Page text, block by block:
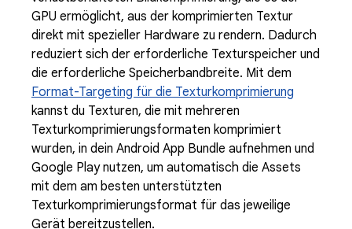
GPU ermöglicht, aus der komprimierten Textur
direkt mit spezieller Hardware zu rendern. Dadurch
reduziert sich der erforderliche Texturspeicher und
die erforderliche Speicherbandbreite. Mit dem
Format-Targeting für die Texturkomprimierung
kannst du Texturen, die mit mehreren
Texturkomprimierungsformaten komprimiert
wurden, in dein Android App Bundle aufnehmen und
Google Play nutzen, um automatisch die Assets
mit dem am besten unterstützten
Texturkomprimierungsformat für das jeweilige
Gerät bereitzustellen.